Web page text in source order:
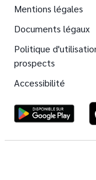
Mentions légales
Documents légaux
Politique
prospects
Accessibilité